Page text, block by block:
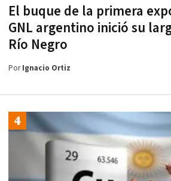
El buque de la primera
GNL argentino inició su
Río Negro
PorIgnacio Ortiz